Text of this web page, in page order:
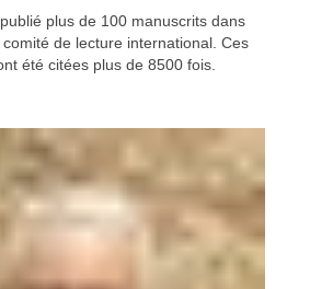
plus de 100 manuscrits dans
de lecture international. Ces
été citées plus de 8500 fois.